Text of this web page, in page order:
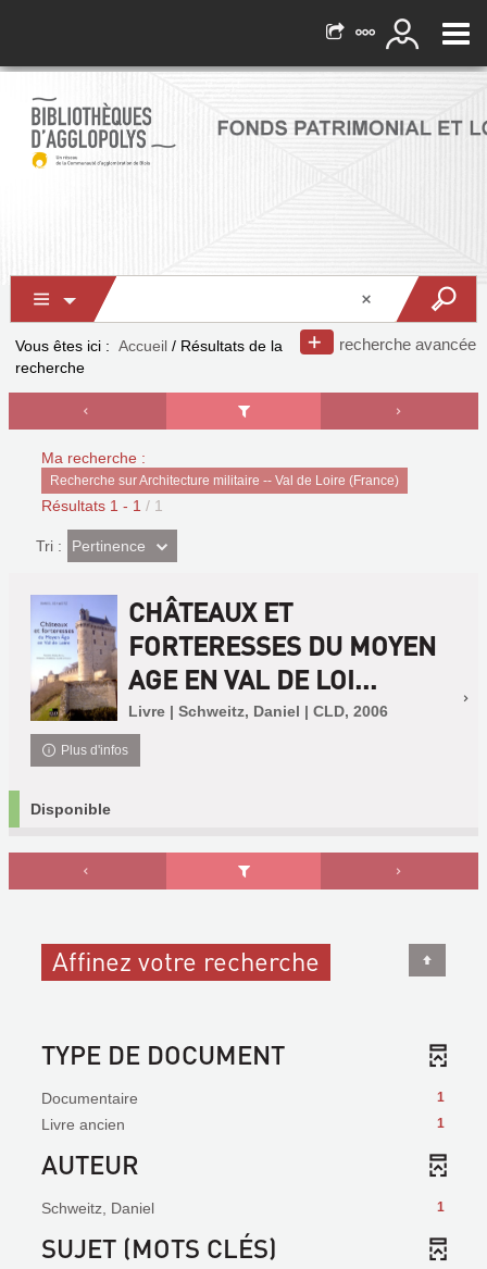
recherche avancée
Vous êtes ici : Accueil / Résultats de la
recherche
Ma recherche :
Recherche sur Architecture militaire -- Val de Loire (France)
Résultats 1 - 1 / 1
Tri : (Effet
imédiat)
Pertinence
CHÂTEAUX ET
FORTERESSES DU MOYEN
AGE EN VAL DE LOI...
Livre | Schweitz, Daniel | CLD, 2006
Plus d'infos
Disponible
Affinez votre recherche
TYPE DE DOCUMENT
1
Documentaire
1
Livre ancien
AUTEUR
1
Schweitz, Daniel
SUJET (MOTS CLÉS)